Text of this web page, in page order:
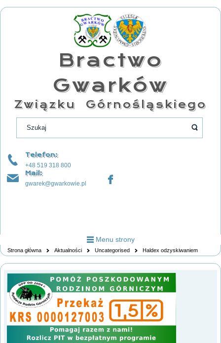
Bractwo
Gwarków
Związku Górnośląskiego
Telefon:
+48 519 318 800
Mail:
gwarek@gwarkowie.pl
Menu strony
Strona główna Aktualności Uncategorised Haldex odzyskiwaniem